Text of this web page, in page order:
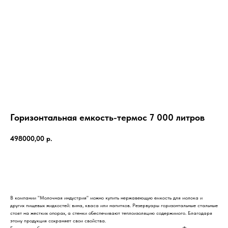
Горизонтальная емкость-термос 7 000 литров
498000,00 р.
В компании "Молочная индустрия" можно купить нержавеющую емкость для молока и
других пищевых жидкостей: вина, кваса или напитков. Резервуары горизонтальные стальные
стоят на жестких опорах, а стенки обеспечивают теплоизоляцию содержимого. Благодаря
этому продукция сохраняет свои свойства.